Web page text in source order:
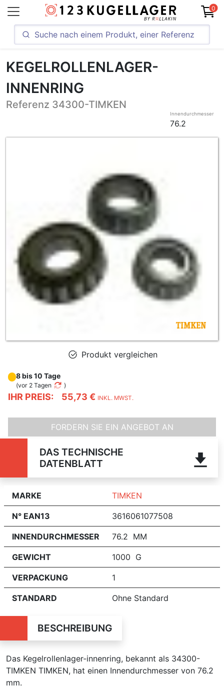
0
KEGELROLLENLAGER-
INNENRING
Referenz 34300-TIMKEN
Innendurchmesser
76.2
Produkt vergleichen
IHR PREIS: 55,73 € INKL. MWST.
8 bis 10 Tage
(vor 2 Tagen )
FORDERN SIE EIN ANGEBOT AN
DAS TECHNISCHE
DATENBLATT
MARKE TIMKEN
N° EAN13 3616061077508
INNENDURCHMESSER 76.2 MM
GEWICHT 1000 G
VERPACKUNG 1
STANDARD Ohne Standard
BESCHREIBUNG
Das Kegelrollenlager-innenring, bekannt als 34300-
TIMKEN TIMKEN, hat einen Innendurchmesser von 76.2
mm.